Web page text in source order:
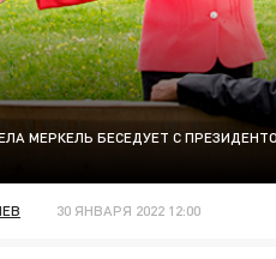
МЕРКЕЛЬ БЕСЕДУЕТ С
30 ЯНВАРЯ 2022 12:00